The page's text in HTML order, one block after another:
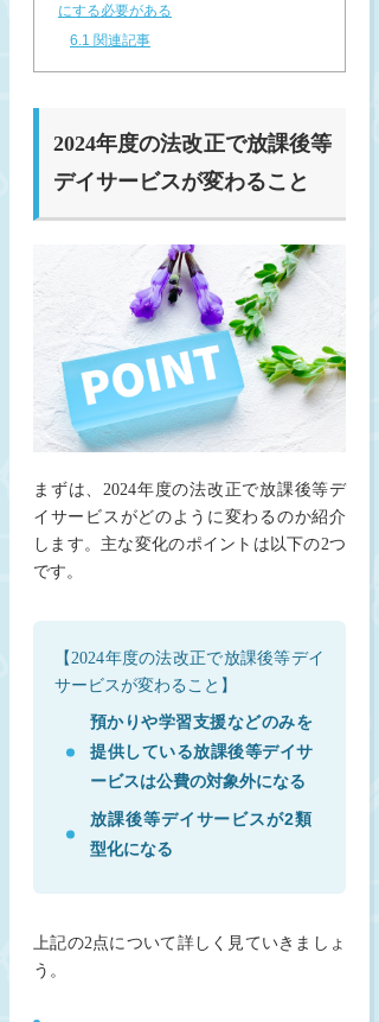
にする必要がある
6.1 関連記事
2024年度の法改正で放課後等
デイサービスが変わること
まずは、2024年度の法改正で放課後等デ
イサービスがどのように変わるのか紹介
します。主な変化のポイントは以下の2つ
です。
【2024年度の法改正で放課後等デイ
サービスが変わること】
預かりや学習支援などのみを
提供している放課後等デイサ
ービスは公費の対象外になる
放課後等デイサービスが2類
型化になる
上記の2点について詳しく見ていきましょ
う。